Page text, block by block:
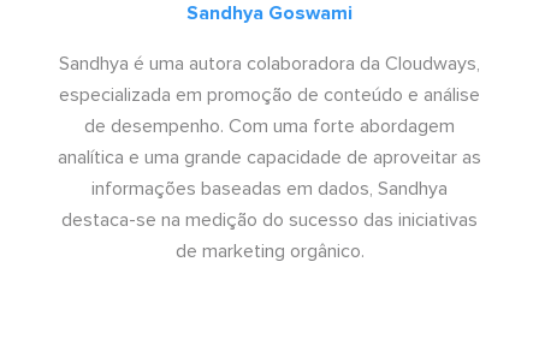
Sandhya Goswami
Sandhya é uma autora colaboradora da Cloudways,
especializada em promoção de conteúdo e análise
de desempenho. Com uma forte abordagem
analítica e uma grande capacidade de aproveitar as
informações baseadas em dados, Sandhya
destaca-se na medição do sucesso das iniciativas
de marketing orgânico.